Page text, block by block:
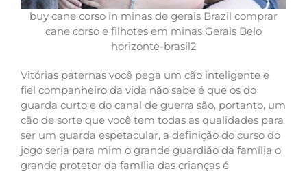
buy cane corso in minas de gerais Brazil comprar
cane corso e filhotes em minas Gerais Belo
horizonte-brasil2
Vitórias paternas você pega um cão inteligente e
fiel companheiro da vida não sabe é que os do
guarda curto e do canal de guerra são, portanto, um
cão de sorte que você tem todas as qualidades para
ser um guarda espetacular, a definição do curso do
jogo seria para mim o grande guardião da família o
grande protetor da família das crianças é